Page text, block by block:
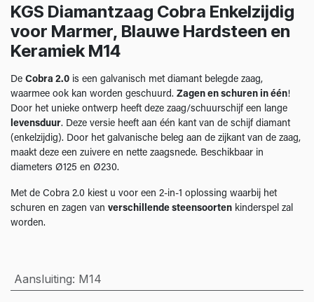
KGS Diamantzaag Cobra Enkelzijdig
voor Marmer, Blauwe Hardsteen en
Keramiek M14
De Cobra 2.0 is een galvanisch met diamant belegde zaag,
waarmee ook kan worden geschuurd. Zagen en schuren in één!
Door het unieke ontwerp heeft deze zaag/schuurschijf een lange
levensduur. Deze versie heeft aan één kant van de schijf diamant
(enkelzijdig). Door het galvanische beleg aan de zijkant van de zaag,
maakt deze een zuivere en nette zaagsnede. Beschikbaar in
diameters Ø125 en Ø230.
Met de Cobra 2.0 kiest u voor een 2-in-1 oplossing waarbij het
schuren en zagen van verschillende steensoorten kinderspel zal
worden.
Aansluiting: M14